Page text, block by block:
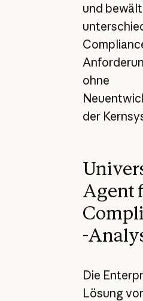
und
ohne
der
Agent
-
Die
Lösung